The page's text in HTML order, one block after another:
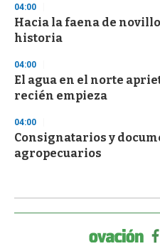
04:00
Hacia la faena de
historia
04:00
El agua en el norte
recién empieza
04:00
Consignatarios y
agropecuarios